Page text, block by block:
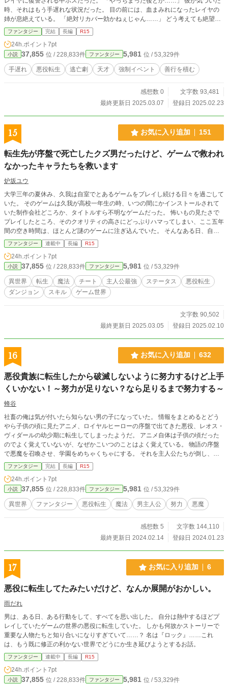
時、それはもう手遅れな状況だった。 目の前には、血まみれになったレイヤの
姉が息絶えている。 「絶対リカバー効かねぇじゃん……」 どう考えても絶望的
な状況。 その状況で彼が出した答えは…… 「こうなったら逃げ切ってやる！善
行を積みながら！！」 このゲーム世界には、善悪を測るカルマ値があった。 こ
れがマイナスのままだと、いずれ必ず主人公に見つけ出される事になってしま
う。 だから山田太郎は善行を行いながら逃亡する。 自らの罪と、勇者の断罪か
ら逃げ切る為に。
ファンタジー 完結 長編 R15
24h.ポイント 7pt
小説 37,855 位 / 228,833件 ファンタジー 5,981 位 / 53,329件
手遅れ 悪役転生 逃亡劇 天才 強制イベント 善行を積む
感想数 0
文字数 93,481
最終更新日 2025.03.07
登録日 2025.02.23
15 お気に入り追加 151
転生先が序盤で死亡したクズ男だったけど、ゲームで救われ
なかったキャラたちを救います
炉坂ユウ
大学三年の夏休み、久我は自室でとあるゲームをプレイし続ける日々を過ごして
いた。 そのゲームは久我が高校一年生の時、いつの間にかインストールされて
いた制作会社どころか、タイトルすら不明なゲームだった。 怖いもの見たさで
プレイしたところ、そのクオリティの高さにどっぷりハマってしまい、ここ五年
間の空き時間は、ほとんど謎のゲームに注ぎ込んでいた。 そんなある日、自室
でゲームをプレイしていた久我は、唐突に見知らぬ空間に転移してしまう。 困
惑しながら漆黒の神殿を見渡していた久我の視界に、一人の男が映り込む。 そ
の人物は、謎のゲームの中で登場するキャラであり、最推しキャラである魔王ラ
ファリアの父、ベリファードだった。 ベリファードは、久我のプレイしていた
ゲームに登場する世界は実在し、自身の娘であるラファリアを救える人物の選定
する為に、世界の複製をゲームとして提供していたのだと語る。 救われなかっ
た結末を迎えた最推しキャラのラファリアが救えると聞かされ、久我はベリファ
ームのストーリーで散々主人公を馬鹿にした挙句、序盤で死んでいったクズ男に
的な力を手に入れる。 ゲームにも存在しなかった特別な能力を取得した久我
は、その力を以てストーリーを改変し、ゲームで救われなかった者たちを救って
いく。
ファンタジー 連載中 長編 R15
24h.ポイント 7pt
小説 37,855 位 / 228,833件 ファンタジー 5,981 位 / 53,329件
異世界 転生 魔法 チート 主人公最強 ステータス
悪役転生
ダンジョン
スキル ゲーム世界
文字数 90,502
最終更新日 2025.03.05
登録日 2025.02.10
16 お気に入り追加 632
悪役貴族に転生したから破滅しないように努力するけど上手
くいかない！～努力が足りない？なら足りるまで努力する～
蜂谷
社畜の俺は気が付いたら知らない男の子になっていた。 情報をまとめるとどう
やら子供の頃に見たアニメ、ロイヤルヒーローの序盤で出てきた悪役、レオス・
ヴィダールの幼少期に転生してしまったようだ。 アニメ自体は子供の頃だった
のでよく覚えていないが、なぜかこいつのことはよく覚えている。 物語の序盤
で悪魔を召喚させ、学園をめちゃくちゃにする。 それを主人公たちが倒し、レ
オスは学園を追放される。 その後領地で幽閉に近い謹慎を受けていたのだが、
悪魔教に目を付けられ攫われる。 そしてその体を魔改造されて終盤のボスとし
て主人公に立ちふさがる。 それもヒロインの聖魔法によって倒され、彼の人生
の幕は閉じる。 これが、悪役転生ってことか。 特に描写はなかったけど、こい
つも怠惰で堕落した生活を送っていたに違いない。 あの肥満体だ、運動もろく
にしていないだろう。 これは努力すれば眠れる才能が開花し、死亡フラグを回
偏った考えで領地を無駄に統治してる親を説得し、健全で善人な人生を歩もう。
一つ一つ努力していけば、きっと開かれる未来は輝いているに違いない。 そう
ならない。 おまけに俺はなにもしてないのに悪魔が召喚がされている！？ 俺の
前途多難な転生人生が始まったのだった。 ※カクヨム、なろうでも掲載してい
ファンタジー 完結 長編 R15
24h.ポイント 7pt
小説 37,855 位 / 228,833件 ファンタジー 5,981 位 / 53,329件
異世界 ファンタジー 悪役転生 魔法 男主人公 努力 悪魔
感想数 5
文字数 144,110
最終更新日 2024.02.14
登録日 2024.01.23
17 お気に入り追加 6
悪役に転生してたみたいだけど、なんか展開がおかしい。
雨だれ
男は、ある日、ある行動をして、すべてを思い出した。 自分は熱中するほどプ
レイしていたゲームの世界の悪役に転生していた。 しかも何故かストーリーで
重要な人物たちと知り合いになりすぎていて……？ 名は『ロック』……これ
は、もう既に修正の利かない世界でどうにか生き延びようとするお話。
ファンタジー 連載中 長編 R15
24h.ポイント 7pt
小説 37,855 位 / 228,833件 ファンタジー 5,981 位 / 53,329件